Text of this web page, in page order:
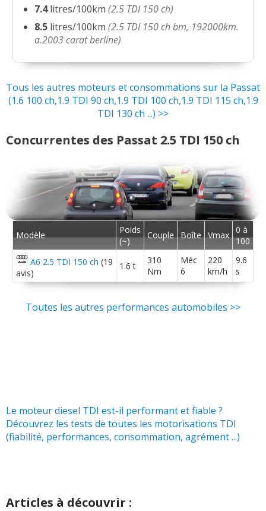
7.4 litres/100km(2.5 TDI 150 ch)
8.5 litres/100km(2.5 TDI 150 ch bm, 192000km.
a.2003 carat berline)
Tous les autres moteurs et consommations sur la Passat
(1.6 100 ch,1.9 TDI 90 ch,1.9 TDI 100 ch,1.9 TDI 115 ch,1.9
TDI 130 ch ...) >>
Concurrentes des Passat 2.5 TDI 150 ch
Modèle
Poids
(~)
Couple Boîte Vmax 0 à
100
A6 2.5 TDI 150 ch (19
avis)
1.6 t
310
Nm
Méc
6
220
km/h
9.6
s
Toutes les autres performances automobiles >>
Le moteur diesel TDI est-il performant et fiable ?
Découvrez les tests de toutes les motorisations TDI
(fiabilité, performances, consommation, agrément ...)
Articles à découvrir :